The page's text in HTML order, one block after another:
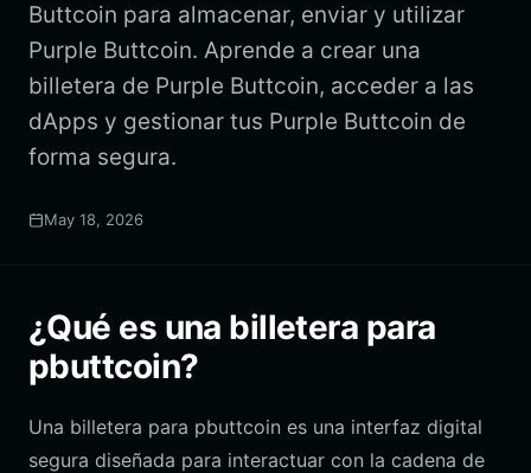
Buttcoin para almacenar, enviar y utilizar
Purple Buttcoin. Aprende a crear una
billetera de Purple Buttcoin, acceder a las
dApps y gestionar tus Purple Buttcoin de
forma segura.
May 18, 2026
¿Qué es una billetera para
pbuttcoin?
Una billetera para pbuttcoin es una interfaz digital
segura diseñada para interactuar con la cadena de